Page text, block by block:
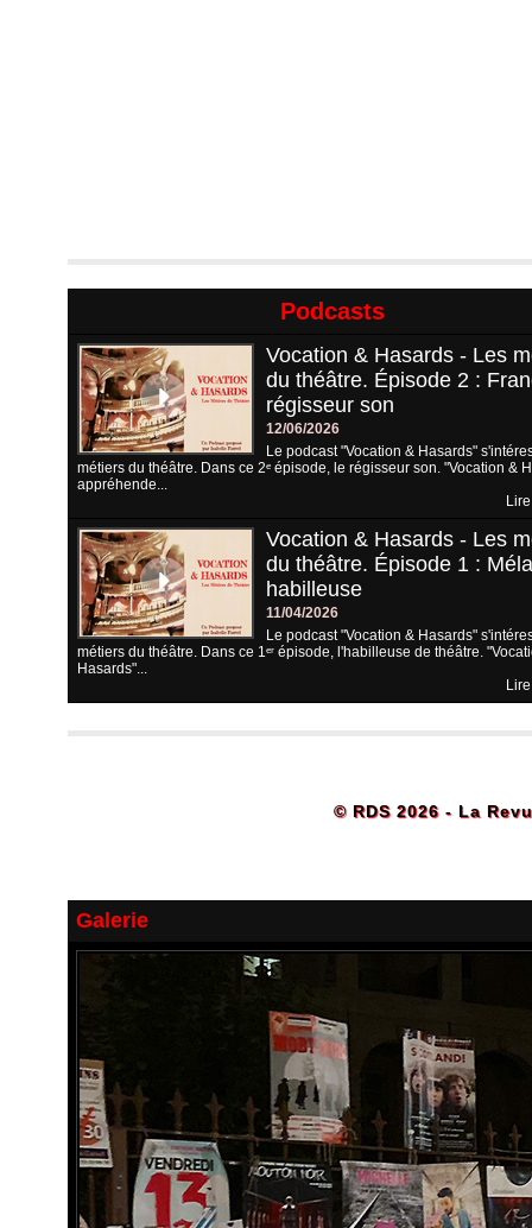
Podcasts
Vocation & Hasards - Les
du théâtre. Épisode 2 :
régisseur son
12/06/2026
Le podcast "Vocation & Hasards"
métiers du théâtre. Dans ce 2ᵉ épisode, le régisseur son. "Vocation &
appréhende...
Vocation & Hasards - Les
du théâtre. Épisode 1 :
habilleuse
11/04/2026
Le podcast "Vocation & Hasards"
métiers du théâtre. Dans ce 1ᵉʳ épisode, l'habilleuse de théâtre.
Hasards"...
© RDS 2026 - La
Galerie